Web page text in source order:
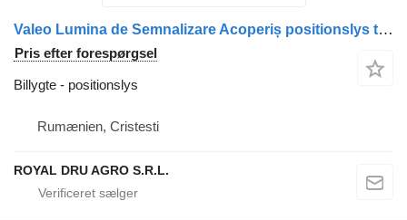
Valeo Lumina de Semnalizare Acoperiș positionslys til Renault Valeo, Cod 20495172, 20745225, 1403887, 5001834561 lastbil
Pris efter forespørgsel
Billygte - positionslys
Rumænien, Cristesti
ROYAL DRU AGRO S.R.L.